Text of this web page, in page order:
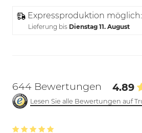
Expressproduktion möglich:
Lieferung bis Dienstag 11. August
644 Bewertungen 4.89
Lesen Sie alle Bewertungen auf